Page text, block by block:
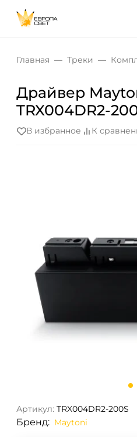
Главная Треки
Драйвер
TRX004DR2-
В избранное К
Артикул: TRX004DR2-200S
Бренд: Maytoni